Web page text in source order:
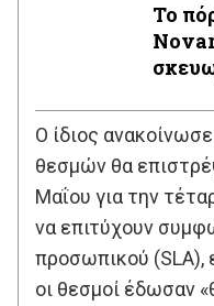
Το
Ο ίδιος
θεσμών θα
Μαΐου για την
να επιτύχουν
προσωπικού (SLA),
οι θεσμοί έδωσαν